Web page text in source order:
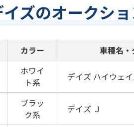
ズのオークシ
カラー 車種名・
ホワイ
ト系 デイズ ハイウェ
ブラッ
ク系 デイズ Ｊ